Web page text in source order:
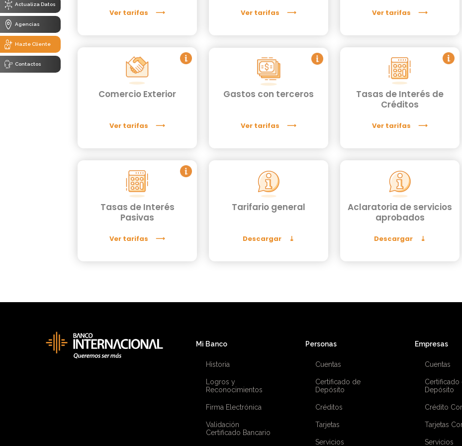
Actualiza Datos
Agencias
Hazte Cliente
Contactos
Ver tarifas Ver tarifas Ver tarifas
Comercio Exterior
Ver tarifas
Gastos con terceros
Ver tarifas
Tasas de Interés de
Créditos
Ver tarifas
Tasas de Interés
Pasivas
Ver tarifas
Tarifario general
Descargar
Aclaratoria de servicios
aprobados
Descargar
Mi Banco
Historia
Logros y
Reconocimientos
Firma Electrónica
Validación
Certificado Bancario
Personas
Cuentas
Certificado de
Depósito
Créditos
Tarjetas
Servicios
Empresas
Cuentas
Certificado
Depósito
Crédito
Tarjetas
Servicios